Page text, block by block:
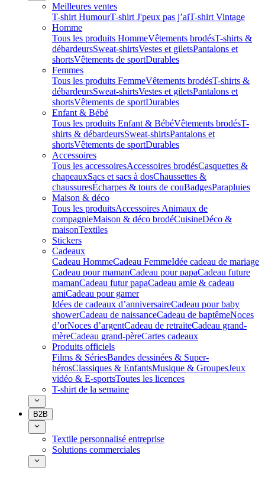
Meilleures ventes
T-shirt HumourT-shirt J'peux pas j’aiT-shirt Vintage
Homme
Tous les produits HommeVêtements brodésT-shirts &
débardeursSweat-shirtsVestes et giletsPantalons et
shortsVêtements de sportDurables
Femmes
Tous les produits FemmeVêtements brodésT-shirts &
débardeursSweat-shirtsVestes et giletsPantalons et
shortsVêtements de sportDurables
Enfant & Bébé
Tous les produits Enfant & BébéVêtements brodésT-
shirts & débardeursSweat-shirtsPantalons et
shortsVêtements de sportDurables
Accessoires
Tous les accessoiresAccessoires brodésCasquettes &
chapeauxSacs et sacs à dosChaussettes &
chaussuresÉcharpes & tours de couBadgesParapluies
Maison & déco
Tous les produitsAccessoires Animaux de
compagnieMaison & déco brodéCuisineDéco &
maisonTextiles
Stickers
Cadeaux
Cadeau HommeCadeau FemmeIdée cadeau de mariage​
Cadeau pour mamanCadeau pour papaCadeau future
mamanCadeau futur papaCadeau amie & cadeau
amiCadeau pour gamer
Idées de cadeaux d’anniversaireCadeau pour baby
showerCadeau de naissanceCadeau de baptêmeNoces
d’orNoces d’argentCadeau de retraiteCadeau grand-
mèreCadeau grand-pèreCartes cadeaux
Produits officiels
Films & SériesBandes dessinées & Super-
hérosClassiques & EnfantsMusique & GroupesJeux
vidéo & E-sportsToutes les licences
T-shirt de la semaine
B2B
Textile personnalisé entreprise
Solutions commerciales